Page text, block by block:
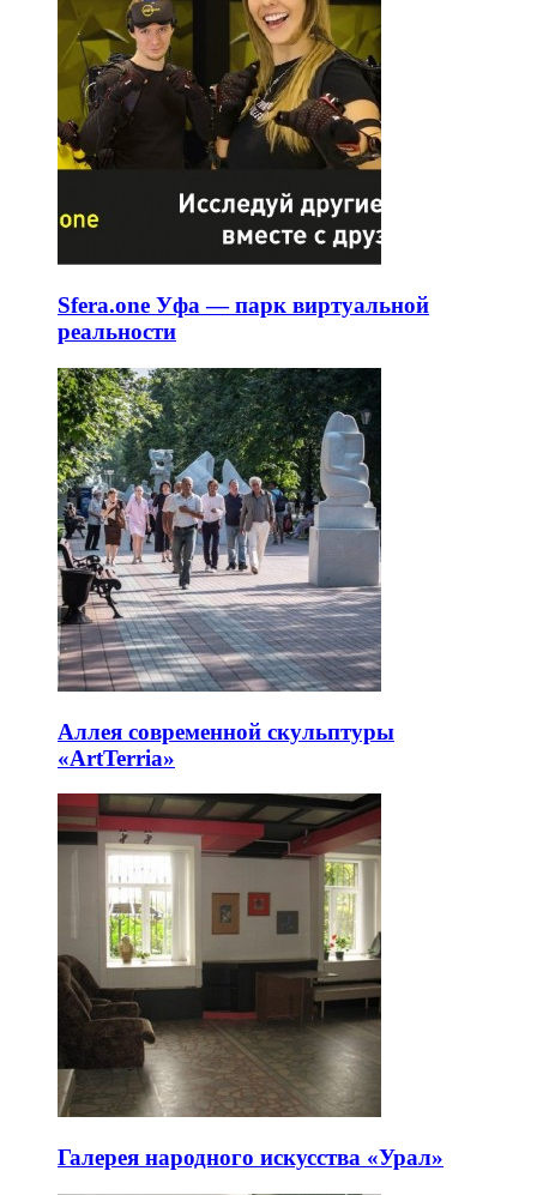
Sfera.one Уфа — парк виртуальной
реальности
Аллея современной скульптуры
«ArtTerria»
Галерея народного искусства «Урал»